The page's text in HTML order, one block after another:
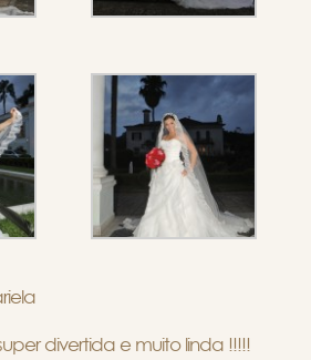
divertida e muito linda !!!!!